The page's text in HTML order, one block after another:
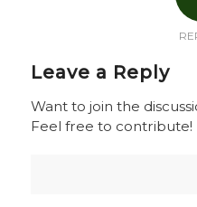
Leave a Reply
Want to join the
Feel free to contribute!